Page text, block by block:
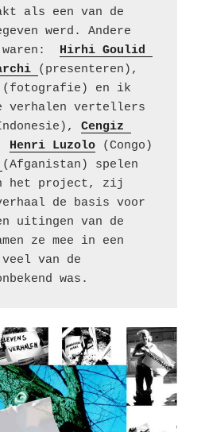
als een van de
werd. Andere
waren: Hirhi Goulid
(fotografie) en ik
Cengiz
Henri Luzolo (Congo)
(Afganistan) spelen
het project, zij
de basis voor
uitingen van de
ze mee in een
van de
was.